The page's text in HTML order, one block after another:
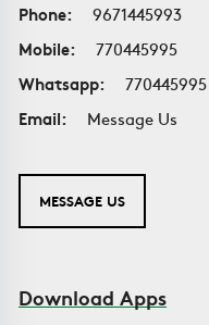
Phone:
9671445993
Mobile:
770445995
Whatsapp:
770445995
Email:
Message Us
MESSAGE US
Download Apps